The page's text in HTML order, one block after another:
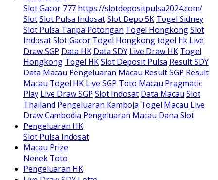
Slot Gacor 777 https://slotdepositpulsa2024.com/
SlotSlot Pulsa IndosatSlot Depo 5K Togel Sidney
Slot Pulsa Tanpa Potongan Togel HongkongSlot
IndosatSlot Gacor Togel Hongkongtogel hk Live
Draw SGP Data HK Data SDY Live Draw HK Togel
Hongkong Togel HKSlot Deposit Pulsa Result SDY
Data Macau Pengeluaran Macau Result SGP Result
Macau Togel HK Live SGP Toto Macau Pragmatic
Play Live Draw SGP Slot Indosat Data Macau Slot
Thailand Pengeluaran Kamboja Togel Macau Live
Draw Cambodia Pengeluaran Macau Dana Slot
Pengeluaran HK
Slot Pulsa Indosat
Macau Prize
Nenek Toto
Pengeluaran HK